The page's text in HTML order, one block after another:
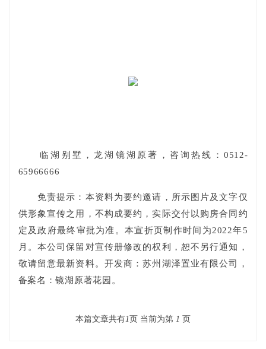
临湖别墅，龙湖镜湖原著，咨询热线：0512-
65966666
免责提示：本资料为要约邀请，所示图片及文字仅
供形象宣传之用，不构成要约，实际交付以购房合同约
定及政府最终审批为准。本宣折页制作时间为2022年5
月。本公司保留对宣传册修改的权利，恕不另行通知，
敬请留意最新资料。开发商：苏州湖泽置业有限公司，
备案名：镜湖原著花园。
本篇文章共有1页 当前为第 1 页